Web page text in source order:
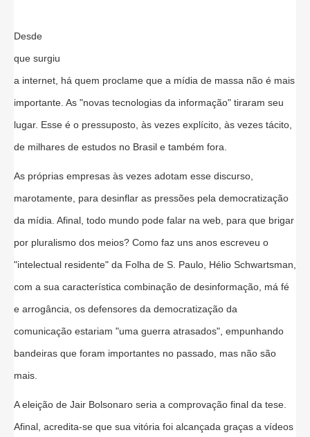
Desde
que surgiu
a internet, há quem proclame que a mídia de massa não é mais
importante. As "novas tecnologias da informação" tiraram seu
lugar. Esse é o pressuposto, às vezes explícito, às vezes tácito,
de milhares de estudos no Brasil e também fora.
As próprias empresas às vezes adotam esse discurso,
marotamente, para desinflar as pressões pela democratização
da mídia. Afinal, todo mundo pode falar na web, para que brigar
por pluralismo dos meios? Como faz uns anos escreveu o
"intelectual residente" da Folha de S. Paulo, Hélio Schwartsman,
com a sua característica combinação de desinformação, má fé
e arrogância, os defensores da democratização da
comunicação estariam "uma guerra atrasados", empunhando
bandeiras que foram importantes no passado, mas não são
mais.
A eleição de Jair Bolsonaro seria a comprovação final da tese.
Afinal, acredita-se que sua vitória foi alcançada graças a vídeos